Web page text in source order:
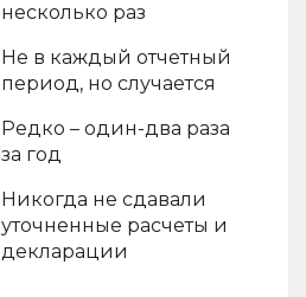
несколько раз
Не в каждый отчетный
период, но случается
Редко – один-два раза
за год
Никогда не сдавали
уточненные расчеты и
декларации